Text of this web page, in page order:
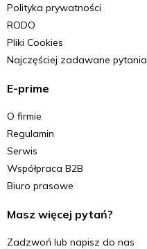
Polityka prywatności
RODO
Pliki Cookies
Najczęściej zadawane pytania
E-prime
O firmie
Regulamin
Serwis
Współpraca B2B
Biuro prasowe
Masz więcej pytań?
Zadzwoń lub napisz do nas